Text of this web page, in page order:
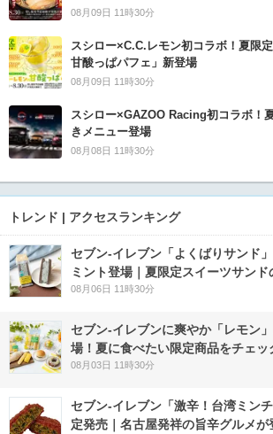
08月09日 11時30分
スシロー×C.C.レモン初コラボ！夏限
甘酸っぱパフェ」新登場
08月09日 11時30分
スシロー×GAZOO Racing初コラボ！
きメニュー登場
08月08日 11時30分
トレンド | アクセスランキング
セブン‐イレブン「よくばりサンド
ミント登場｜夏限定スイーツサンド
08月06日 11時30分
セブン‐イレブンに爽やか「レモン
場！夏に食べたい限定商品をチェッ
08月03日 11時30分
セブン-イレブン「激辛！台湾ミン
定発売｜名古屋発祥の旨辛グルメが